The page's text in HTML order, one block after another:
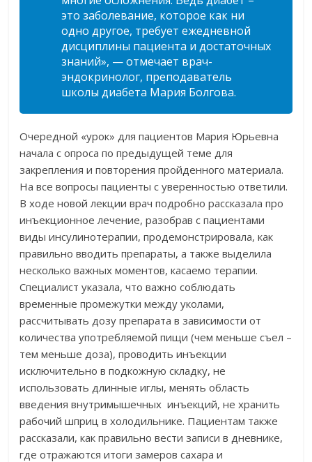
это заболевание, которое как ни
одно другое, требует ежедневной
дисциплины пациента и достаточных
знаний», — отмечает врач-
эндокринолог, преподаватель
школы диабета Мария Болгова.
Очередной «урок» для пациентов Мария Юрьевна
начала с опроса по предыдущей теме для
закрепления и повторения пройденного материала.
На все вопросы пациенты с уверенностью ответили.
В ходе новой лекции врач подробно рассказала про
инъекционное лечение, разобрав с пациентами
виды инсулинотерапии, продемонстрировала, как
правильно вводить препараты, а также выделила
несколько важных моментов, касаемо терапии.
Специалист указала, что важно соблюдать
временные промежутки между уколами,
рассчитывать дозу препарата в зависимости от
количества употребляемой пищи (чем меньше съел –
тем меньше доза), проводить инъекции
исключительно в подкожную складку, не
использовать длинные иглы, менять область
введения внутримышечных инъекций, не хранить
рабочий шприц в холодильнике. Пациентам также
рассказали, как правильно вести записи в дневнике,
где отражаются итоги замеров сахара и